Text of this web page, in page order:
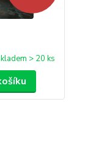
> 20 ks